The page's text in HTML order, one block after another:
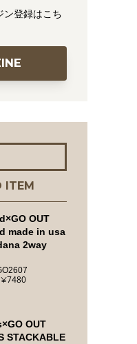
ン登録はこち
ITEM
OUT
made in usa
2way
7480
OUT
STACKABLE